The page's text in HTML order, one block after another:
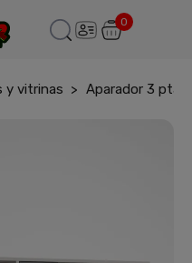
0
y vitrinas Aparador 3 ptas.